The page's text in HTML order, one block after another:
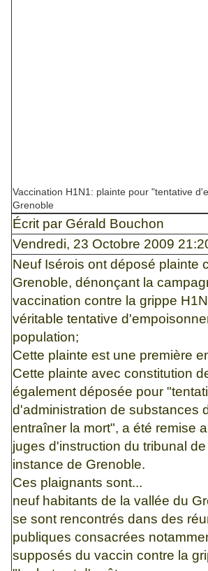
Vaccination H1N1: plainte pour "tentative
Grenoble
Écrit par Gérald Bouchon
Vendredi, 23 Octobre 2009
Neuf Isérois ont déposé plainte
Grenoble, dénonçant la
vaccination contre la grippe
véritable tentative
population;
Cette plainte est une première
Cette plainte avec constitution
également déposée pour
d'administration de substances
entraîner la mort", a été remise
juges d'instruction du tribunal
instance de Grenoble.
Ces plaignants sont...
neuf habitants de la vallée du
se sont rencontrés dans des
publiques consacrées
supposés du vaccin contre la